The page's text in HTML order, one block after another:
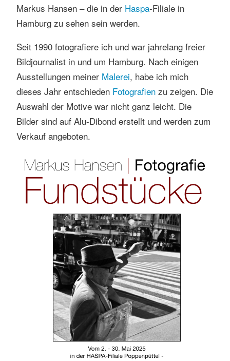
Markus Hansen – die in der Haspa-Filiale in
Hamburg zu sehen sein werden.
Seit 1990 fotografiere ich und war jahrelang freier
Bildjournalist in und um Hamburg. Nach einigen
Ausstellungen meiner Malerei, habe ich mich
dieses Jahr entschieden Fotografienzu zeigen. Die
Auswahl der Motive war nicht ganz leicht. Die
Bilder sind auf Alu-Dibond erstellt und werden zum
Verkauf angeboten.
a
s
s
e